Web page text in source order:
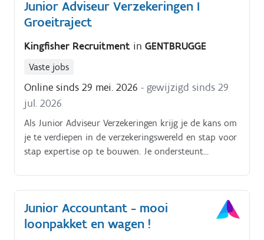
Junior Adviseur Verzekeringen I
Groeitraject
Kingfisher Recruitment in GENTBRUGGE
Vaste jobs
Online sinds 29 mei. 2026 - gewijzigd sinds 29
jul. 2026
Als Junior Adviseur Verzekeringen krijg je de kans om
je te verdiepen in de verzekeringswereld en stap voor
stap expertise op te bouwen. Je ondersteunt
risico's analyseren en helpt mee bij de opmaak en
opvolging van offertes en polissen. Dankzij een
grondige opleiding en begeleiding groei je uit tot een
volwaardige adviseur die klanten op een
Junior Accountant - mooi
loonpakket en wagen !